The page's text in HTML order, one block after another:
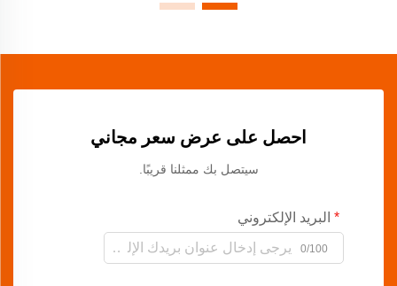
احصل على عرض سعر مجاني
سيتصل بك ممثلنا قريبًا.
البريد الإلكتروني
0/100